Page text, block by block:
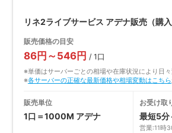
リネ2ライブサービス アデナ販売（購
販売価格の目安
86円～546円 / 1口
※単価はサーバーごとの相場や在庫状況により日々
※各サーバーの正確な最新価格や相場変動はこちら
販売単位
1口＝1000M アデナ
お受け取
最短5分
営業:11時